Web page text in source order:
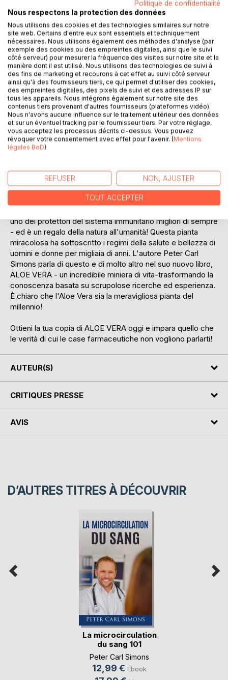
Laisser un avis
DESCRIPTION
Cosa avevano in comune Cleopatra, Marco Antonio e Giulio
Cesare?
guarire tagli e ferite. Giulio Cesare la usava sugli eritemi e
sulle punture d'insetto.
uno dei protettori del sistema immunitario migliori di sempre
- ed è un regalo della natura all'umanità! Questa pianta
miracolosa ha sottoscritto i regimi della salute e bellezza di
uomini e donne per migliaia di anni. L'autore Peter Carl
Simons parla di questo e di molto altro nel suo nuovo libro,
ALOE VERA - un incredibile miniera di vita-trasformando la
conoscenza basata su scrupolose ricerche ed esperienza.
È chiaro che l'Aloe Vera sia la meravigliosa pianta del
millennio!
Ottieni la tua copia di ALOE VERA oggi e impara quello che
le verità di cui le case farmaceutiche non vogliono parlarti!
AUTEUR(S)
CRITIQUES PRESSE
AVIS
D’AUTRES TITRES À DÉCOUVRIR
La microcirculation
du sang 101
Peter Carl Simons
12,99 € Ebook
Politique de confidentialité
Nous respectons la protection des données
Nous utilisons des cookies et des technologies similaires sur notre
site web. Certains d'entre eux sont essentiels et techniquement
nécessaires. Nous utilisons également des méthodes d'analyse (par
exemple des cookies ou des empreintes digitales, ainsi que le suivi
côté serveur) pour mesurer la fréquence des visites sur notre site et la
manière dont il est utilisé. Nous utilisons des technologies de suivi à
des fins de marketing et recourons à cet effet au suivi côté serveur
ainsi qu'à des fournisseurs tiers, ce qui permet d'utiliser des cookies,
des empreintes digitales, des pixels de suivi et des adresses IP sur
tous les appareils. Nous intégrons également sur notre site des
contenus tiers provenant d'autres fournisseurs (plateformes vidéo).
Nous n'avons aucune influence sur le traitement ultérieur des données
et sur un éventuel tracking par le fournisseur tiers. Par votre réglage,
vous acceptez les processus décrits ci-dessus. Vous pouvez
révoquer votre consentement avec effet pour l'avenir. (Mentions
légales BoD)
REFUSER NON, AJUSTER
TOUT ACCEPTER